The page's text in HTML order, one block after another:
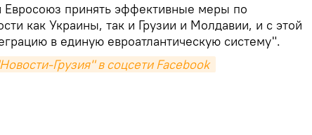
принять эффективные меры по
как Украины, так и Грузии и Молдавии, и с этой
в единую евроатлантическую систему".
Грузия" в соцсети Facebook